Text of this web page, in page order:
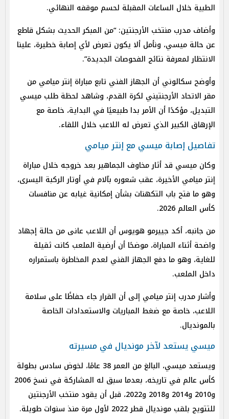
الطبية خلال الساعات المقبلة لحسم موقفه النهائي.
وأضاف مدرب منتخب الأرجنتين: “من المبكر الحديث بشكل قاطع
عن حالة ميسي، ونأمل ألا يكون تعرض لأي إصابة خطيرة، علينا
الانتظار لمعرفة نتائج الفحوصات الجديدة”.
وأوضح سكالوني أن الجهاز الفني تابع مباراة إنتر ميامي من
مقر الاتحاد الأرجنتيني لكرة القدم، وشاهد لحظة طلب ميسي
التبديل، مؤكدًا أن الأمر بدا طبيعيًا في البداية، خاصة مع
الإرهاق الكبير الذي تعرض له اللاعب خلال اللقاء.
تفاصيل إصابة ميسي مع إنتر ميامي
وكان ميسي قد أثار مخاوف الجماهير بعد خروجه خلال مباراة
إنتر ميامي الأخيرة، عقب شعوره بآلام في أوتار الركبة اليسرى،
وهو ما فتح باب التكهنات بشأن إمكانية غيابه عن منافسات
كأس العالم 2026.
من جانبه، أكد جييرمو هويوس أن اللاعب عانى من حالة إجهاد
واضحة أثناء المباراة، موضحًا أن أرضية الملعب كانت ثقيلة
للغاية، وهو ما دفع الجهاز الفني لعدم المخاطرة باستمراره
داخل الملعب.
وأشار مدرب إنتر ميامي إلى أن القرار جاء حفاظًا على سلامة
اللاعب، خاصة مع ضغط المباريات والاستعدادات الخاصة
بالمونديال.
ميسي يستعد لآخر مونديال في مسيرته
ويستعد ميسي، البالغ من العمر 38 عامًا، لخوض سادس بطولة
كأس عالم في تاريخه، بعدما سبق له المشاركة في نسخ 2006
و2010 و2014 و2018 و2022، قبل أن يقود منتخب الأرجنتين
للتتويج بلقب مونديال قطر 2022 لأول مرة منذ سنوات طويلة.